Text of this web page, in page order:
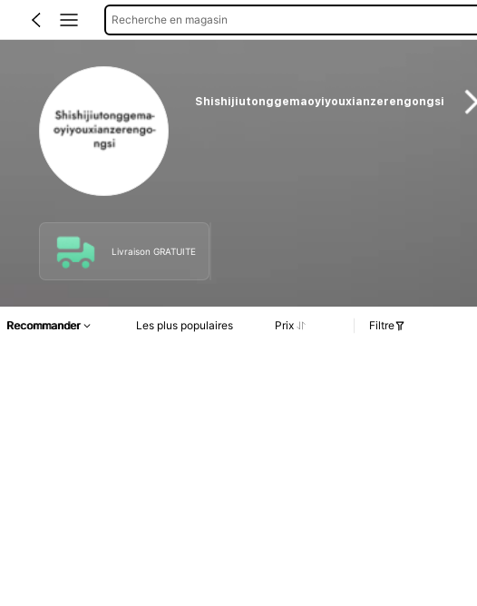
Recherche en magasin
Shishijiutonggemaoyiyouxianzerengongsi
Livraison GRATUITE
Recommander Les plus populaires Prix Filtre